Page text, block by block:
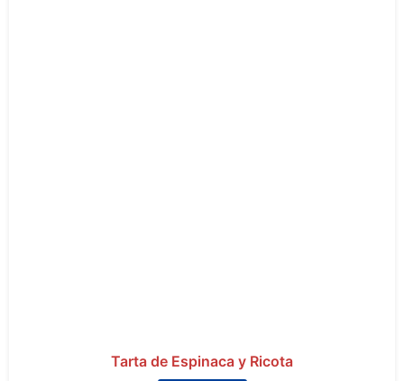
Tarta de Espinaca y Ricota